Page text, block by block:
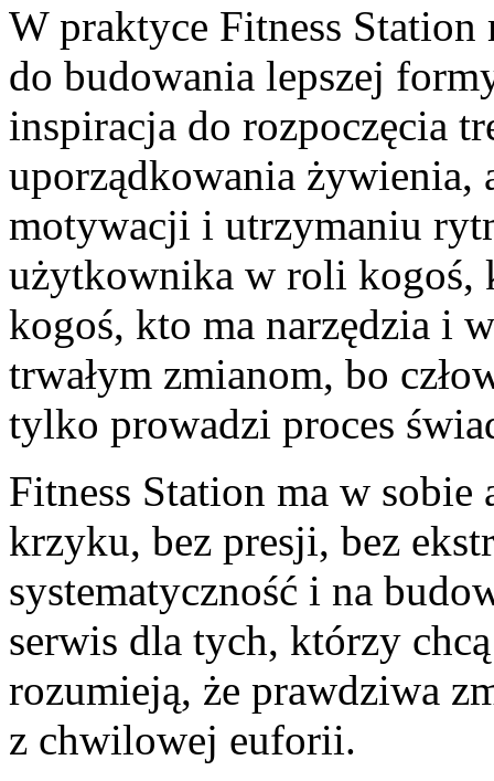
W praktyce Fitness
do budowania lepszej
inspiracja do rozpoczęcia
uporządkowania żywienia,
motywacji i utrzymaniu
użytkownika w roli kogoś,
kogoś, kto ma narzędzia i
trwałym zmianom, bo
tylko prowadzi proces
Fitness Station ma w
krzyku, bez presji, bez
systematyczność i na
serwis dla tych, którzy
rozumieją, że prawdziwa
z chwilowej euforii.